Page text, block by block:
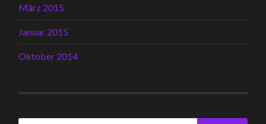
März 2015
Januar 2015
Oktober 2014